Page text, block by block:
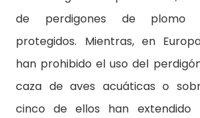
de perdigones de plomo
protegidos. Mientras, en
han prohibido el uso del
caza de aves acuáticas o
cinco de ellos han extendido